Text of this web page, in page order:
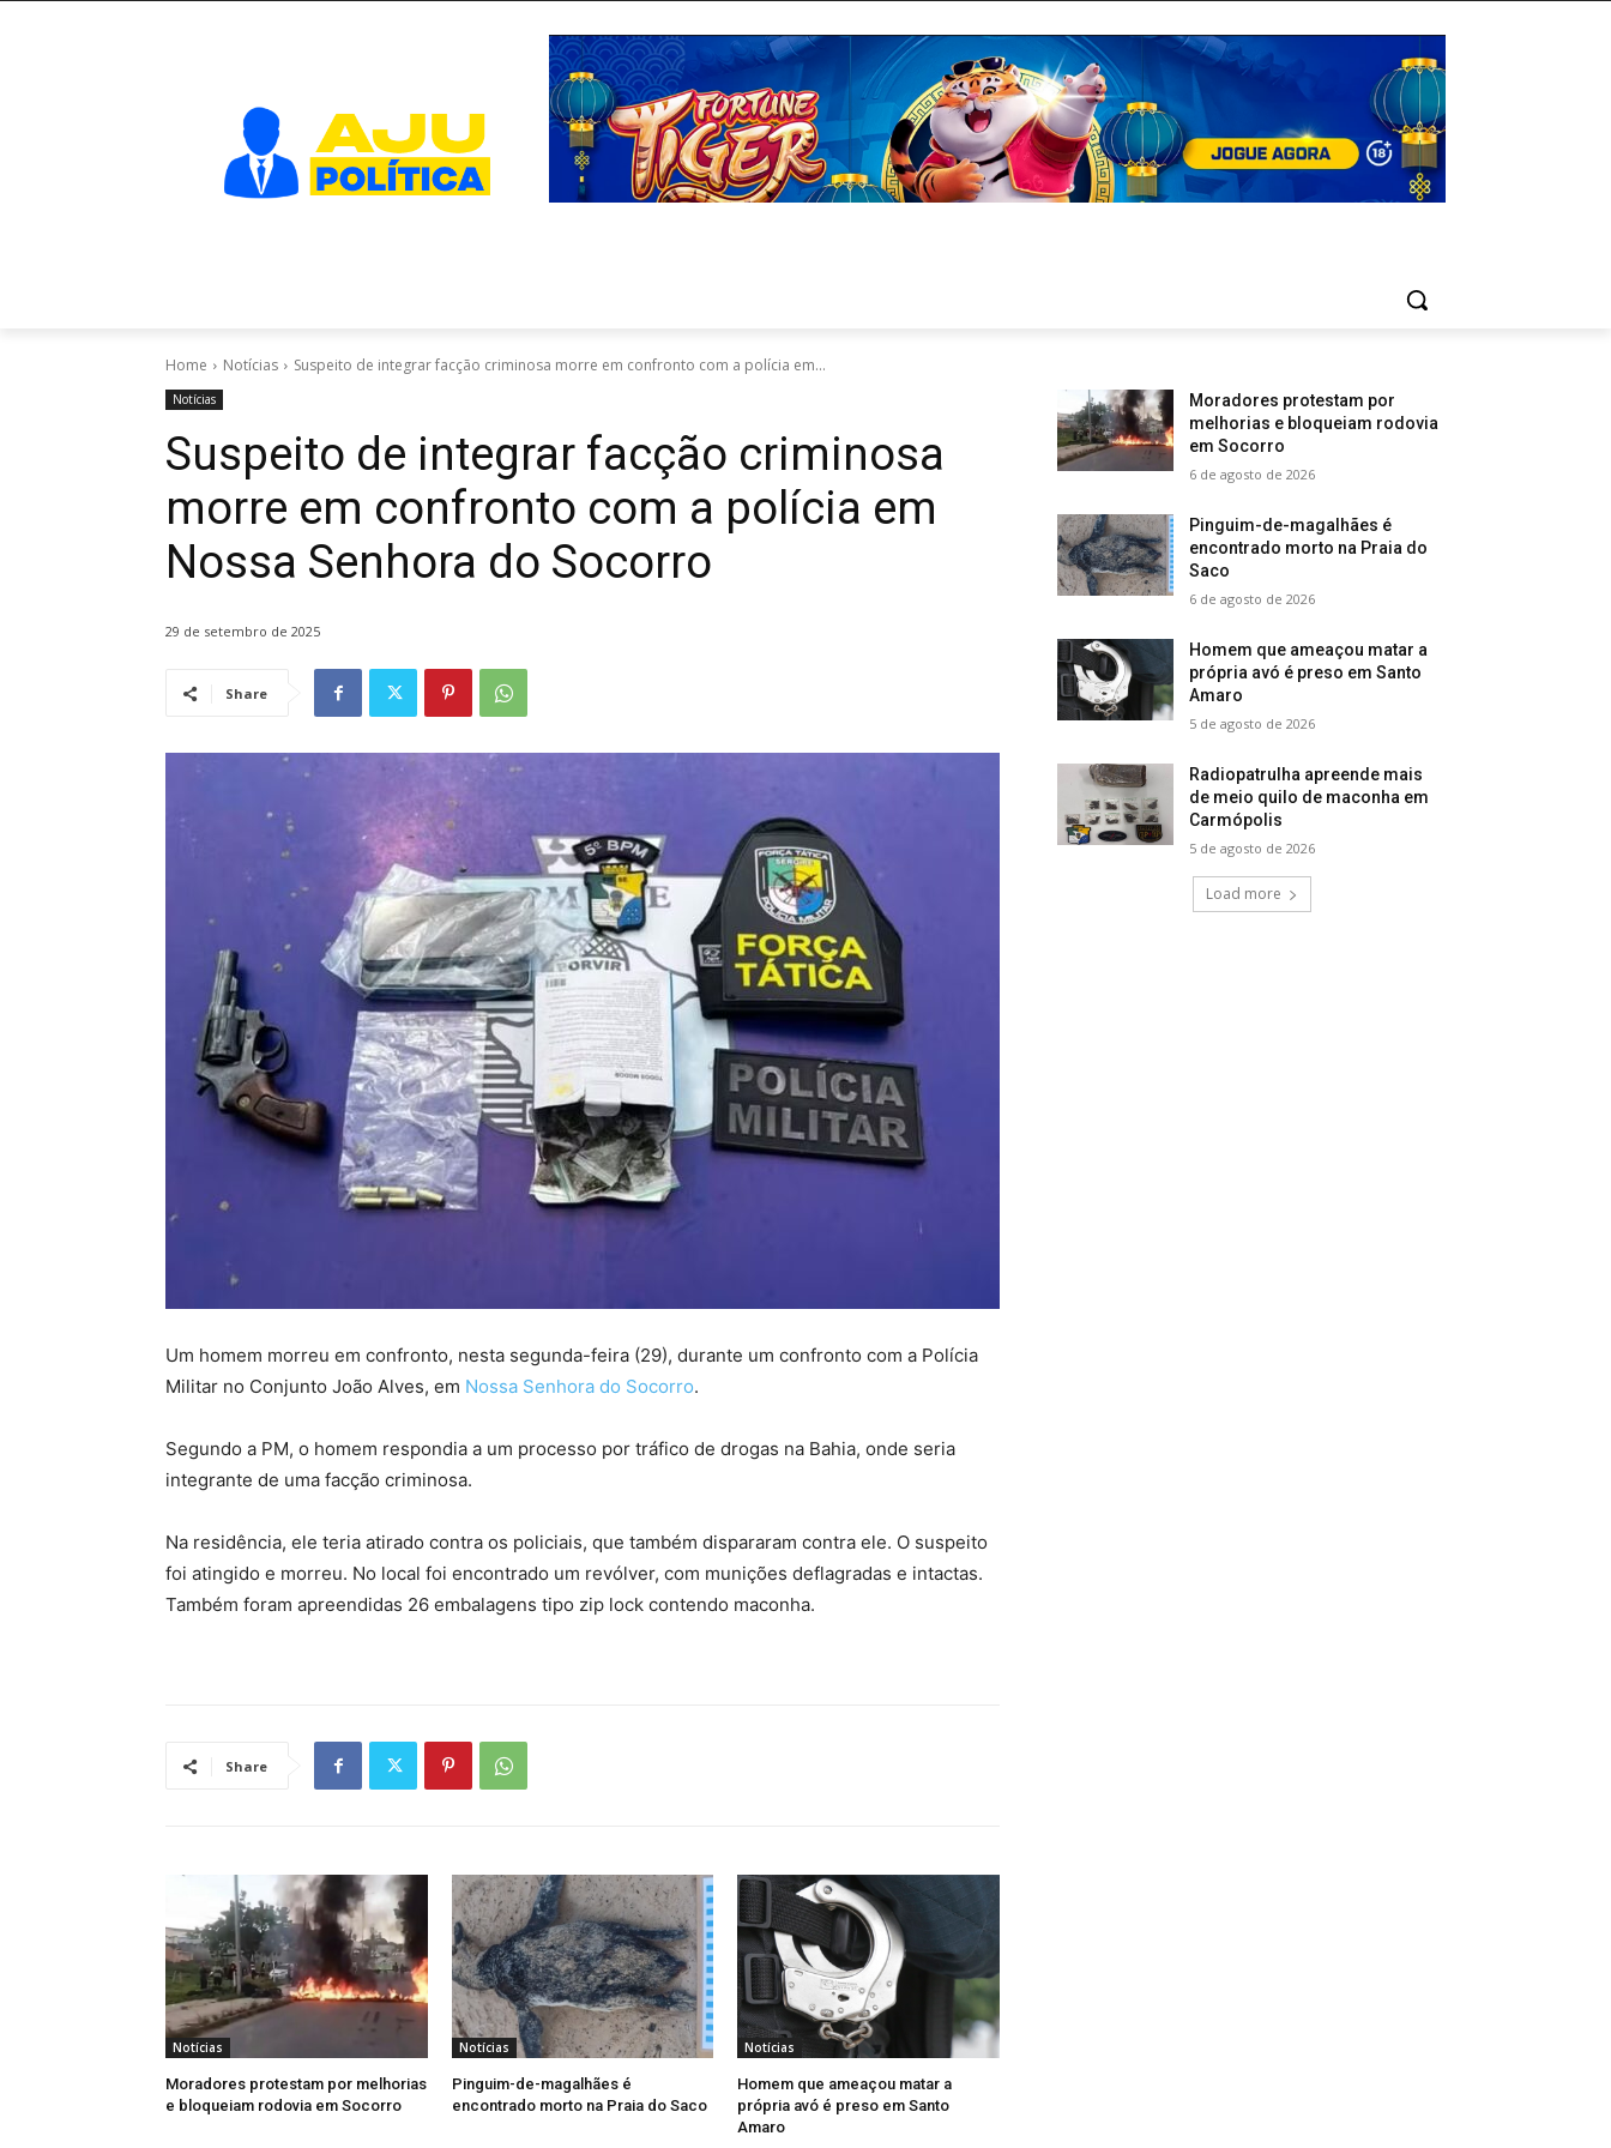
Home Notícias Suspeito de integrar facção criminosa morre em confronto com a polícia em...
Notícias
Suspeito de integrar facção criminosa
morre em confronto com a polícia em
Nossa Senhora do Socorro
29 de setembro de 2025
Share
Um homem morreu em confronto, nesta segunda-feira (29), durante um confronto com a Polícia
Militar no Conjunto João Alves, em Nossa Senhora do Socorro.
Segundo a PM, o homem respondia a um processo por tráfico de drogas na Bahia, onde seria
integrante de uma facção criminosa.
Na residência, ele teria atirado contra os policiais, que também dispararam contra ele. O suspeito
foi atingido e morreu. No local foi encontrado um revólver, com munições deflagradas e intactas.
Também foram apreendidas 26 embalagens tipo zip lock contendo maconha.
Share
Notícias
Moradores protestam por melhorias
e bloqueiam rodovia em Socorro
Notícias
Pinguim-de-magalhães é
encontrado morto na Praia do Saco
Notícias
Homem que ameaçou matar a
própria avó é preso em Santo
Amaro
Moradores protestam por
melhorias e bloqueiam rodovia
em Socorro
6 de agosto de 2026
Pinguim-de-magalhães é
encontrado morto na Praia do
Saco
6 de agosto de 2026
Homem que ameaçou matar a
própria avó é preso em Santo
Amaro
5 de agosto de 2026
Radiopatrulha apreende mais
de meio quilo de maconha em
Carmópolis
5 de agosto de 2026
Load more